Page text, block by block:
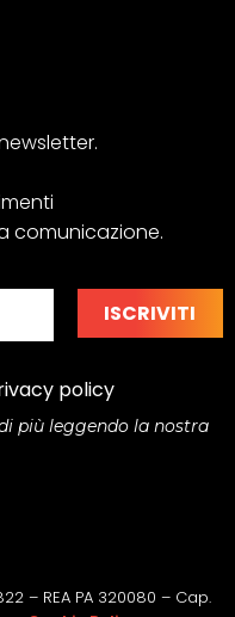
comunicazione.
policy
più leggendo la nostra
– REA PA 320080 – Cap.